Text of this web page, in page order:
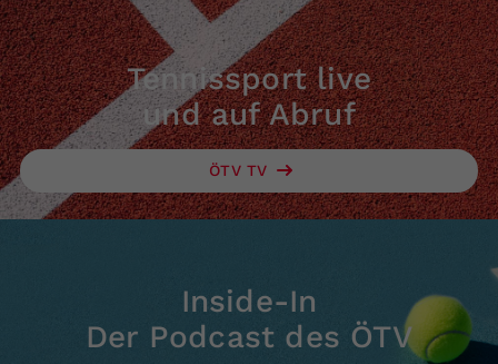
Tennissport live
und auf Abruf
ÖTV TV
Inside-In
Der Podcast des ÖTV